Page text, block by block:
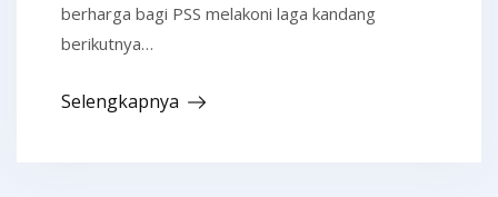
berharga bagi PSS melakoni laga kandang
berikutnya…
Selengkapnya